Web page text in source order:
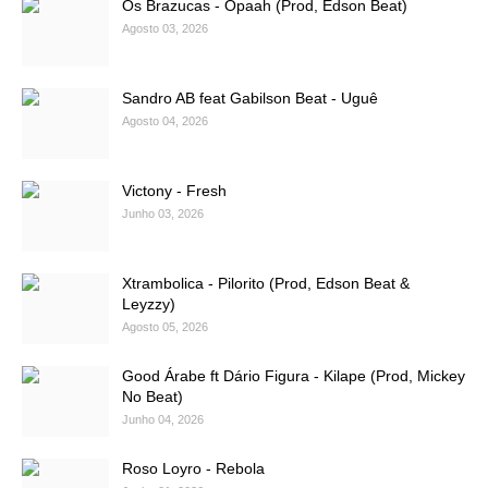
Os Brazucas - Opaah (Prod, Edson Beat)
Agosto 03, 2026
Sandro AB feat Gabilson Beat - Uguê
Agosto 04, 2026
Victony - Fresh
Junho 03, 2026
Xtrambolica - Pilorito (Prod, Edson Beat &
Leyzzy)
Agosto 05, 2026
Good Árabe ft Dário Figura - Kilape (Prod, Mickey
No Beat)
Junho 04, 2026
Roso Loyro - Rebola